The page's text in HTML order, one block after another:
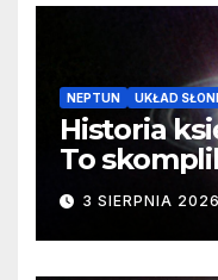
NEPTUN UKŁAD
Historia
To
3 SIERPNIA 2026